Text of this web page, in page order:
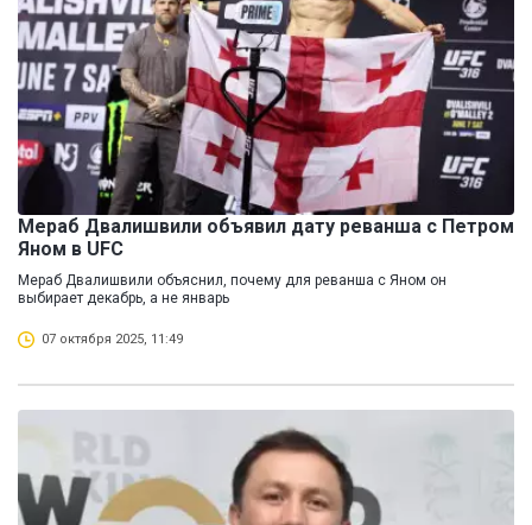
Мераб Двалишвили объявил дату реванша с Петром
Яном в UFC
Мераб Двалишвили объяснил, почему для реванша с Яном он
выбирает декабрь, а не январь
07 октября 2025, 11:49